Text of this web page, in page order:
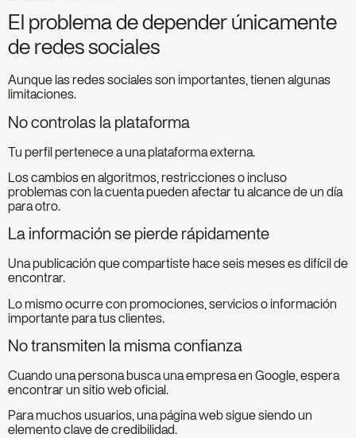
El problema de depender únicamente
de redes sociales
Aunque las redes sociales son importantes, tienen algunas
limitaciones.
No controlas la plataforma
Tu perfil pertenece a una plataforma externa.
Los cambios en algoritmos, restricciones o incluso
problemas con la cuenta pueden afectar tu alcance de un día
para otro.
La información se pierde rápidamente
Una publicación que compartiste hace seis meses es difícil de
encontrar.
Lo mismo ocurre con promociones, servicios o información
importante para tus clientes.
No transmiten la misma confianza
Cuando una persona busca una empresa en Google, espera
encontrar un sitio web oficial.
Para muchos usuarios, una página web sigue siendo un
elemento clave de credibilidad.